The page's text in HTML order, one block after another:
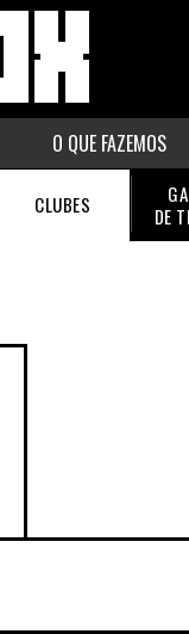
O QUE FAZEMOS
CLUBES
DE